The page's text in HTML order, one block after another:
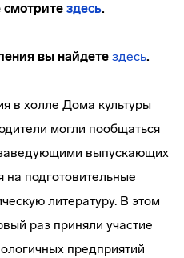
смотрите здесь.
вы найдете здесь.
в холле Дома культуры
могли пообщаться
выпускающих
на подготовительные
литературу. В этом
раз приняли участие
предприятий